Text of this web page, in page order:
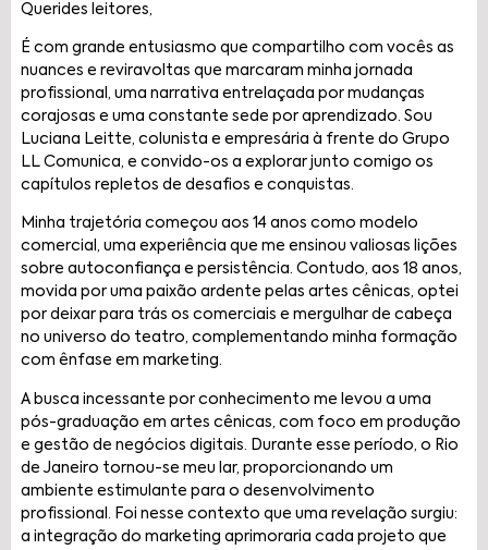
Querides leitores,
É com grande entusiasmo que compartilho com vocês as
nuances e reviravoltas que marcaram minha jornada
profissional, uma narrativa entrelaçada por mudanças
corajosas e uma constante sede por aprendizado. Sou
Luciana Leitte, colunista e empresária à frente do Grupo
LL Comunica, e convido-os a explorar junto comigo os
capítulos repletos de desafios e conquistas.
Minha trajetória começou aos 14 anos como modelo
comercial, uma experiência que me ensinou valiosas lições
sobre autoconfiança e persistência. Contudo, aos 18 anos,
movida por uma paixão ardente pelas artes cênicas, optei
por deixar para trás os comerciais e mergulhar de cabeça
no universo do teatro, complementando minha formação
com ênfase em marketing.
A busca incessante por conhecimento me levou a uma
pós-graduação em artes cênicas, com foco em produção
e gestão de negócios digitais. Durante esse período, o Rio
de Janeiro tornou-se meu lar, proporcionando um
ambiente estimulante para o desenvolvimento
profissional. Foi nesse contexto que uma revelação surgiu:
a integração do marketing aprimoraria cada projeto que